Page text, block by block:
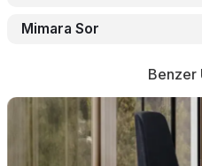
Mimara Sor
Benzer